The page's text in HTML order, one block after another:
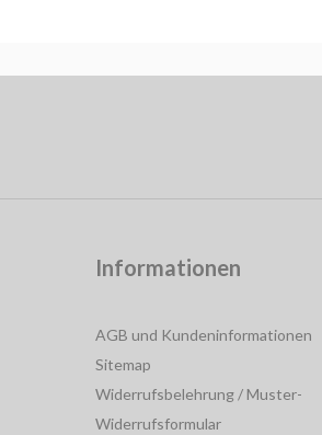
Informationen
AGB und Kundeninformationen
Sitemap
Widerrufsbelehrung / Muster-
Widerrufsformular